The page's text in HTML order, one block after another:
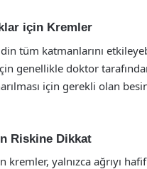
için Kremler
tüm katmanlarını
genellikle doktor
için gerekli olan
Riskine Dikkat
kremler, yalnızca ağrıyı